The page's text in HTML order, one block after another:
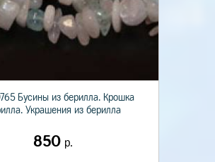
Бусины из берилла. Крошка
Украшения из берилла
850 р.